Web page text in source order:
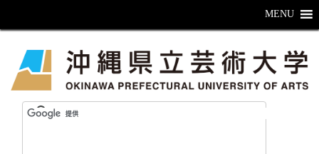
MENU